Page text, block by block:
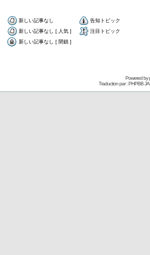
新しい記事なし
告知トピック
新しい記事なし [ 人気 ]
注目トピック
新しい記事なし [ 閉鎖 ]
Powered by
Traduction par : PHPBB